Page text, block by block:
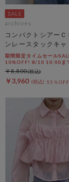
archives
コンパクトシアーＣ
ンレースタックキャ
期間限定タイムセール
10%OFF! 8/10 10:00ま
￥3,960 55％OFF
￥8,800